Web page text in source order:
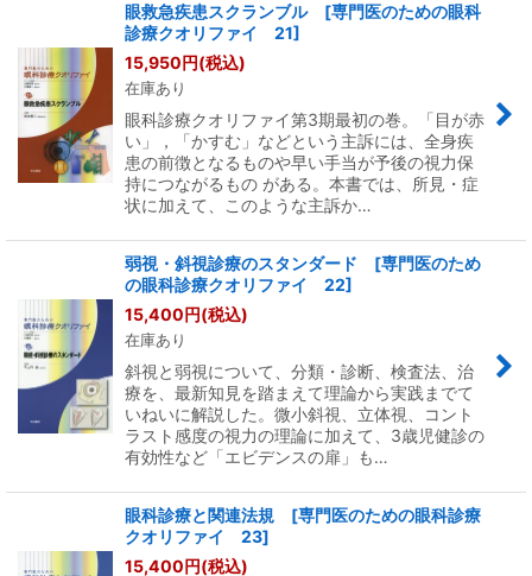
眼救急疾患スクランブル [専門医のための眼科
診療クオリファイ 21]
15,950円(税込)
在庫あり
眼科診療クオリファイ第3期最初の巻。「目が赤
い」，「かすむ」などという主訴には、全身疾
患の前徴となるものや早い手当が予後の視力保
持につながるもの がある。本書では、所見・症
状に加えて、このような主訴か…
弱視・斜視診療のスタンダード [専門医のため
の眼科診療クオリファイ 22]
15,400円(税込)
在庫あり
斜視と弱視について、分類・診断、検査法、治
療を、最新知見を踏まえて理論から実践までて
いねいに解説した。微小斜視、立体視、コント
ラスト感度の視力の理論に加えて、3歳児健診の
有効性など「エビデンスの扉」も…
眼科診療と関連法規 [専門医のための眼科診療
クオリファイ 23]
15,400円(税込)